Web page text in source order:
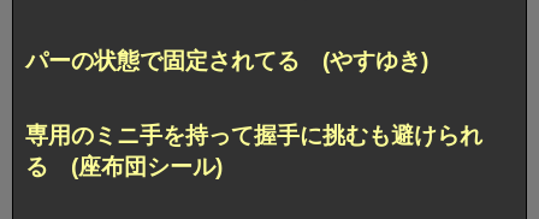
パーの状態で固定されてる (やすゆき)
専用のミニ手を持って握手に挑むも避けられ
る (座布団シール)